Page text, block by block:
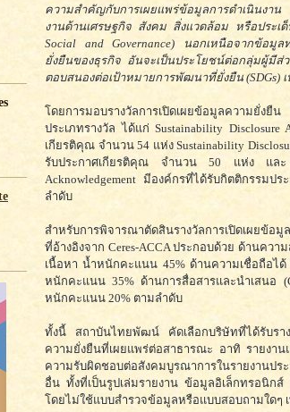
ความสำคัญกับการเผยแพร่ข้อมูลการดำเนินงา
งานด้านเศรษฐกิจ สังคม สิ่งแวดล้อม หรือประเด็
Social and Governance) นอกเหนือจากข้อมูล
ยั่งยืนของธุรกิจ อันจะเป็นประโยชน์ต่อกลุ่มผู้มีส่
ตอบสนองต่อเป้าหมายการพัฒนาที่ยั่งยืน (SDGs)
โดยการมอบรางวัลการเปิดเผยข้อมูลความยั่ง
ประเภทรางวัล ได้แก่ Sustainability Disclosure
เกียรติคุณ จำนวน 54 แห่ง Sustainability
รับประกาศเกียรติคุณ จำนวน 50 แห่ง และ
Acknowledgement มีองค์กรที่ได้รับกิตติกรรม
ลำดับ
สำหรับการพิจารณาตัดสินรางวัลการเปิดเผยข้อ
ที่อ้างอิงจาก Ceres-ACCA ประกอบด้วย ด้านควา
เนื้อหา น้ำหนักคะแนน 45% ด้านความเชื่อถือได้
หนักคะแนน 35% ด้านการสื่อสารและนำเสนอ
หนักคะแนน 20% ตามลำดับ
ทั้งนี้ สถาบันไทยพัฒน์ คัดเลือกบริษัทที่ได้รับรา
ความยั่งยืนที่เผยแพร่ต่อสาธารณะ อาทิ รายงา
ความรับผิดชอบต่อสังคมบูรณาการในรายงานป
อื่น ทั้งที่เป็นรูปเล่มรายงาน ข้อมูลอิเล็กทรอนิก
โดยไม่ใช้แบบสำรวจข้อมูลหรือแบบสอบถามใดๆ